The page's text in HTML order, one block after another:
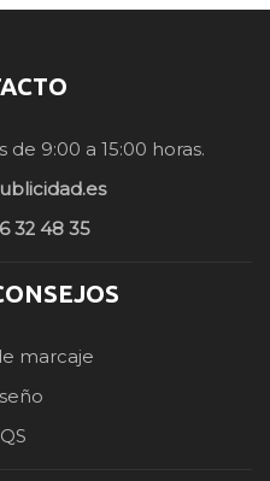
de 9:00 a 15:00 horas.
32 48 35
marcaje